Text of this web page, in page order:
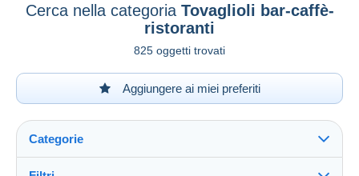
Cerca nella categoria Tovaglioli bar-caffè-
ristoranti
825 oggetti trovati
Aggiungere ai miei preferiti
Categorie